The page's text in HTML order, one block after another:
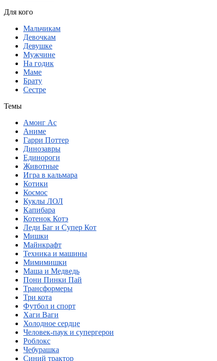
Для кого
Мальчикам
Девочкам
Девушке
Мужчине
На годик
Маме
Брату
Сестре
Темы
Амонг Ас
Аниме
Гарри Поттер
Динозавры
Единороги
Животные
Игра в кальмара
Котики
Космос
Куклы ЛОЛ
Капибара
Котенок Котэ
Леди Баг и Супер Кот
Мишки
Майнкрафт
Техника и машины
Мимимишки
Маша и Медведь
Пони Пинки Пай
Трансформеры
Три кота
Футбол и спорт
Хаги Ваги
Холодное сердце
Человек-паук и супергерои
Роблокс
Чебурашка
Синий трактор